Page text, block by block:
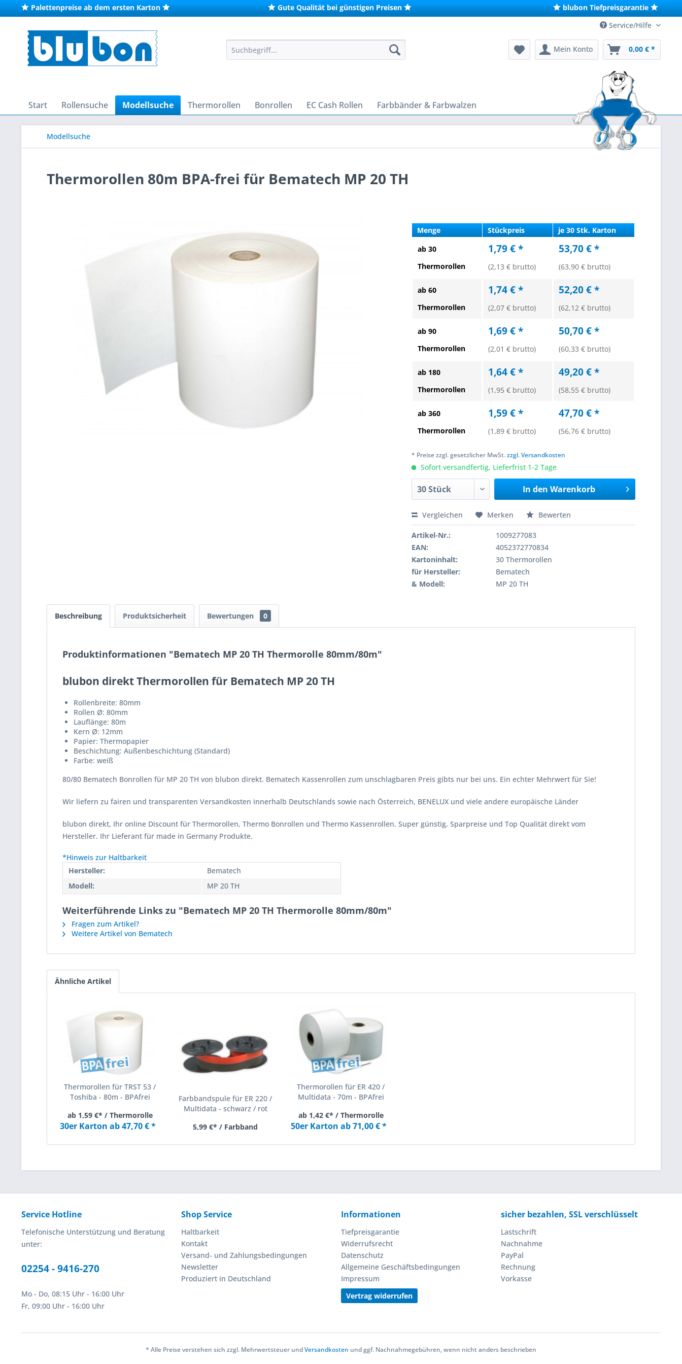
Palettenpreise ab dem ersten Karton Gute Qualität bei günstigen Preisen
blubon Tiefpreisgarantie
Service/Hilfe
Mein Konto 0,00 € *
Start Rollensuche Modellsuche Thermorollen Bonrollen EC Cash Rollen Farbbänder & Farbwalzen
Modellsuche
Thermorollen 80m BPA-frei für Bematech MP 20 TH
Menge Stückpreis
je 30 Stk. Karton
ab 30
Thermorollen
1,79 € *
(2,13 € brutto)
53,70 € *
(63,90 € brutto)
ab 60
Thermorollen
1,74 € *
(2,07 € brutto)
52,20 € *
(62,12 € brutto)
ab 90
Thermorollen
1,69 € *
(2,01 € brutto)
50,70 € *
(60,33 € brutto)
ab 180
Thermorollen
1,64 € *
(1,95 € brutto)
49,20 € *
(58,55 € brutto)
ab 360
Thermorollen
1,59 € *
(1,89 € brutto)
47,70 € *
(56,76 € brutto)
* Preise zzgl. gesetzlicher MwSt.zzgl. Versandkosten
Sofort versandfertig, Lieferfrist 1-2 Tage
In den Warenkorb
Vergleichen Merken Bewerten
Artikel-Nr.:
1009277083
EAN:
4052372770834
Kartoninhalt:
30 Thermorollen
für Hersteller:
Bematech
& Modell:
MP 20 TH
Beschreibung Produktsicherheit Bewertungen 0
Produktinformationen "Bematech MP 20 TH Thermorolle 80mm/80m"
blubon direkt Thermorollen für Bematech MP 20 TH
Rollenbreite: 80mm
Rollen Ø: 80mm
Lauflänge: 80m
Kern Ø: 12mm
Papier: Thermopapier
Beschichtung: Außenbeschichtung (Standard)
Farbe: weiß
80/80 Bematech Bonrollen für MP 20 TH von blubon direkt. Bematech Kassenrollen zum unschlagbaren Preis gibts nur bei uns. Ein echter Mehrwert für Sie!
Wir liefern zu fairen und transparenten Versandkosten innerhalb Deutschlands sowie nach Österreich, BENELUX und viele andere europäische Länder
blubon direkt, Ihr online Discount für Thermorollen, Thermo Bonrollen und Thermo Kassenrollen. Super günstig, Sparpreise und Top Qualität direkt vom
Hersteller. Ihr Lieferant für made in Germany Produkte.
*Hinweis zur Haltbarkeit
Hersteller:
Bematech
Modell:
MP 20 TH
Weiterführende Links zu "Bematech MP 20 TH Thermorolle 80mm/80m"
Fragen zum Artikel?
Weitere Artikel von Bematech
Ähnliche Artikel
Thermorollen für TRST 53 /
Toshiba - 80m - BPAfrei
ab 1,59 €* / Thermorolle
30er Karton ab 47,70 € *
Farbbandspule für ER 220 /
Multidata - schwarz / rot
5,99 €* / Farbband
Thermorollen für ER 420 /
Multidata - 70m - BPAfrei
ab 1,42 €* / Thermorolle
50er Karton ab 71,00 € *
Service Hotline
Telefonische Unterstützung und Beratung
unter:
02254 - 9416-270
Mo - Do, 08:15 Uhr - 16:00 Uhr
Fr, 09:00 Uhr - 16:00 Uhr
Shop Service
Haltbarkeit
Kontakt
Versand- und Zahlungsbedingungen
Newsletter
Produziert in Deutschland
Informationen
Tiefpreisgarantie
Widerrufsrecht
Datenschutz
Allgemeine Geschäftsbedingungen
Impressum
Vertrag widerrufen
sicher bezahlen, SSL verschlüsselt
Lastschrift
Nachnahme
PayPal
Rechnung
Vorkasse
* Alle Preise verstehen sich zzgl. Mehrwertsteuer undVersandkosten und ggf. Nachnahmegebühren, wenn nicht anders beschrieben